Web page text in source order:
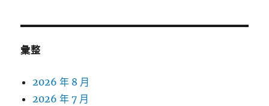
彙整
2026 年 8 月
2026 年 7 月